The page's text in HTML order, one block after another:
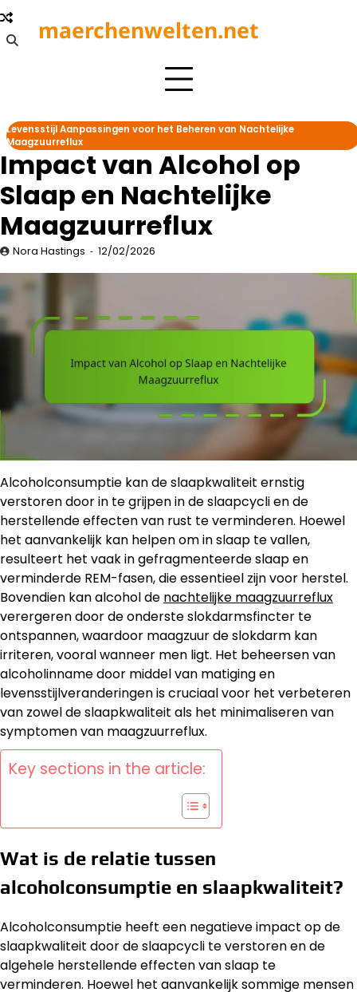
Skip
to
content
maerchenwelten.net
Levensstijl Aanpassingen voor het Beheren van Nachtelijke
Maagzuurreflux
Impact van Alcohol op
Slaap en Nachtelijke
Maagzuurreflux
Nora Hastings 12/02/2026
Alcoholconsumptie kan de slaapkwaliteit ernstig
verstoren door in te grijpen in de slaapcycli en de
herstellende effecten van rust te verminderen. Hoewel
het aanvankelijk kan helpen om in slaap te vallen,
resulteert het vaak in gefragmenteerde slaap en
verminderde REM-fasen, die essentieel zijn voor herstel.
Bovendien kan alcohol de nachtelijke maagzuurreflux
verergeren door de onderste slokdarmsfincter te
ontspannen, waardoor maagzuur de slokdarm kan
irriteren, vooral wanneer men ligt. Het beheersen van
alcoholinname door middel van matiging en
levensstijlveranderingen is cruciaal voor het verbeteren
van zowel de slaapkwaliteit als het minimaliseren van
symptomen van maagzuurreflux.
Key sections in the article:
Wat is de relatie tussen
alcoholconsumptie en slaapkwaliteit?
Alcoholconsumptie heeft een negatieve impact op de
slaapkwaliteit door de slaapcycli te verstoren en de
algehele herstellende effecten van slaap te
verminderen. Hoewel het aanvankelijk sommige mensen